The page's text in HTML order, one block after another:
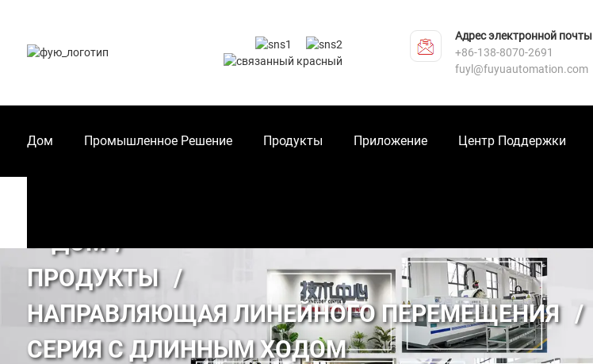
Адрес электронной почты
+86-138-8070-2691
fuyl@fuyuautomation.com
Дом Промышленное Решение Продукты Приложение Центр Поддержки
ДОМ
ПРОДУКТЫ
НАПРАВЛЯЮЩАЯ ЛИНЕЙНОГО ПЕРЕМЕЩЕНИЯ
СЕРИЯ С ДЛИННЫМ ХОДОМ